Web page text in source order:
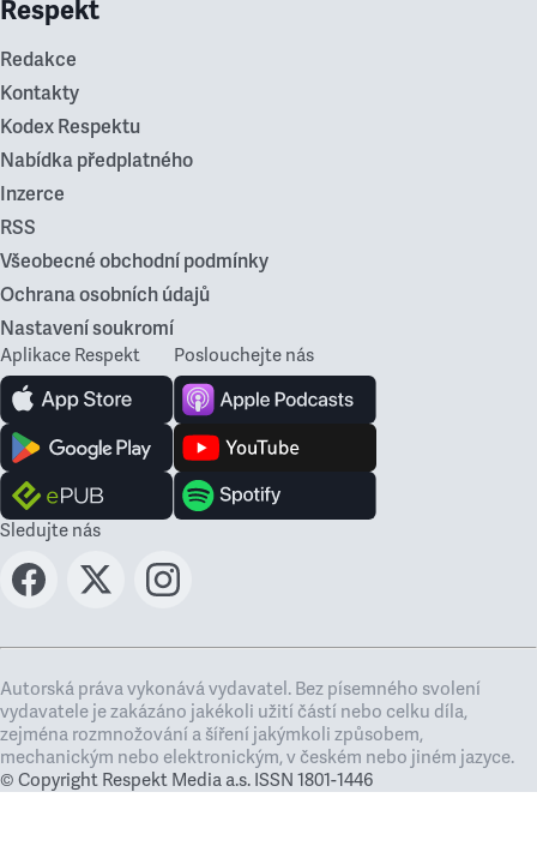
Respekt
Redakce
Kontakty
Kodex Respektu
Nabídka předplatného
Inzerce
RSS
Všeobecné obchodní podmínky
Ochrana osobních údajů
Nastavení soukromí
Aplikace Respekt Poslouchejte nás
Sledujte nás
Autorská práva vykonává vydavatel. Bez písemného svolení
vydavatele je zakázáno jakékoli užití částí nebo celku díla,
zejména rozmnožování a šíření jakýmkoli způsobem,
mechanickým nebo elektronickým, v českém nebo jiném jazyce.
© Copyright Respekt Media a.s. ISSN 1801-1446